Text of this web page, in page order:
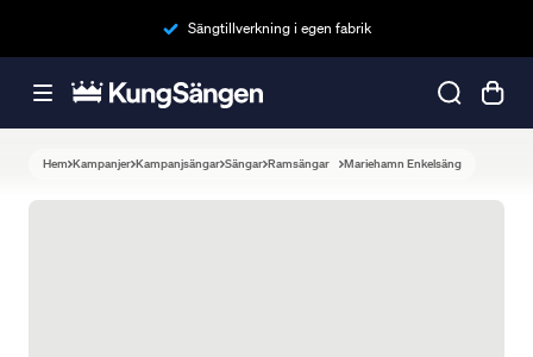
Sängtillverkning i egen fabrik
Hem Kampanjer Kampanjsängar Sängar Ramsängar Mariehamn Enkelsäng